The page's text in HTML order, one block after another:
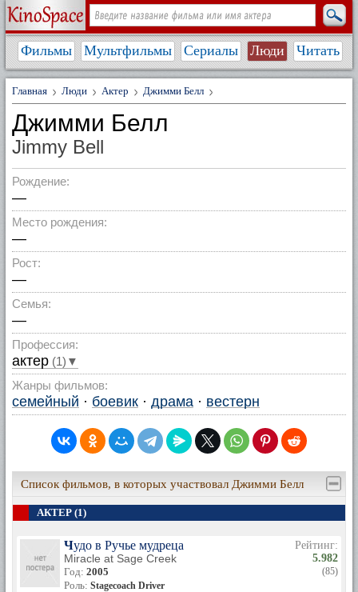
Фильмы Мультфильмы Сериалы Люди Читать
Главная Люди Актер Джимми Белл
Джимми Белл
Jimmy Bell
Рождение:
—
Место рождения:
—
Рост:
—
Семья:
—
Профессия:
актер (1)▼
Жанры фильмов:
семейный · боевик · драма · вестерн
Список фильмов, в которых участвовал Джимми Белл
АКТЕР (1)
Чудо в Ручье мудреца
Miracle at Sage Creek
Год: 2005
Роль: Stagecoach Driver
Рейтинг:
5.982
(85)